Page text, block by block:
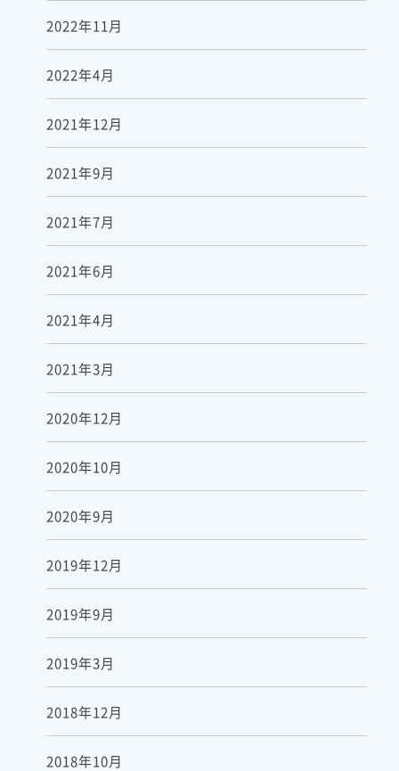
2022年11月
2022年4月
2021年12月
2021年9月
2021年7月
2021年6月
2021年4月
2021年3月
2020年12月
2020年10月
2020年9月
2019年12月
2019年9月
2019年3月
2018年12月
2018年10月